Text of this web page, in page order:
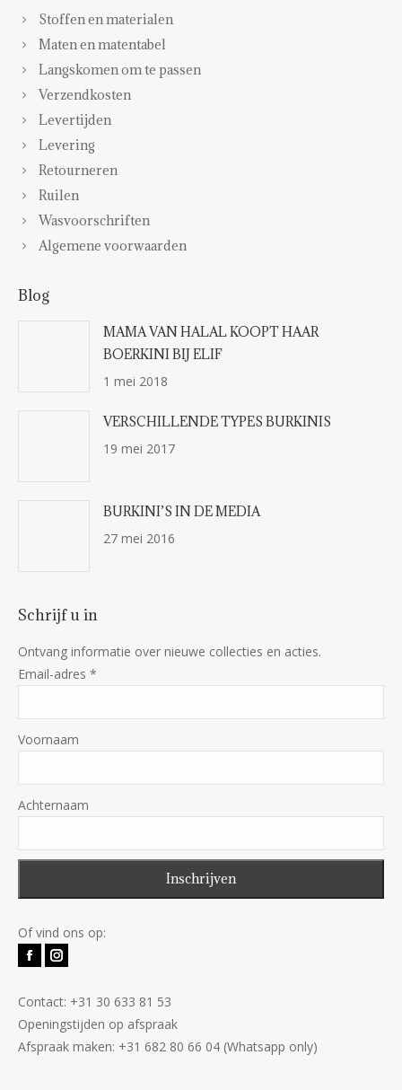
Stoffen en materialen
Maten en matentabel
Langskomen om te passen
Verzendkosten
Levertijden
Levering
Retourneren
Ruilen
Wasvoorschriften
Algemene voorwaarden
Blog
MAMA VAN HALAL KOOPT HAAR
BOERKINI BIJ ELIF
1 mei 2018
VERSCHILLENDE TYPES BURKINIS
19 mei 2017
BURKINI’S IN DE MEDIA
27 mei 2016
Schrijf u in
Ontvang informatie over nieuwe collecties en acties.
Email-adres *
Voornaam
Achternaam
Of vind ons op:
FacebookInstagram
Contact: +31 30 633 81 53
Openingstijden op afspraak
Afspraak maken: +31 682 80 66 04 (Whatsapp only)